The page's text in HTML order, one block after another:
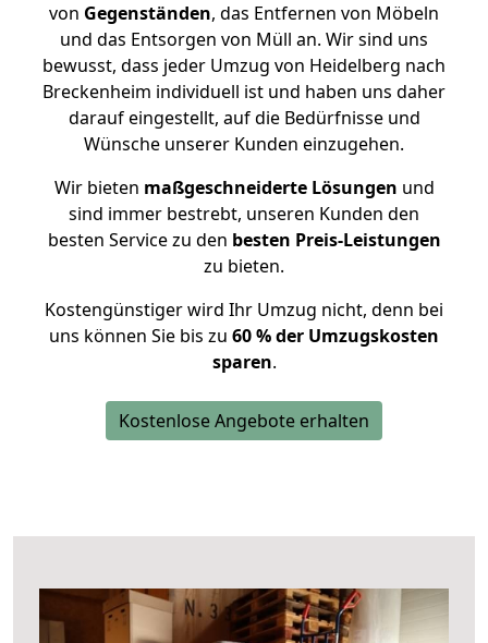
von Gegenständen, das Entfernen von Möbeln
und das Entsorgen von Müll an. Wir sind uns
bewusst, dass jeder Umzug von Heidelberg nach
Breckenheim individuell ist und haben uns daher
darauf eingestellt, auf die Bedürfnisse und
Wünsche unserer Kunden einzugehen.
Wir bieten maßgeschneiderte Lösungen und
sind immer bestrebt, unseren Kunden den
besten Service zu den besten Preis-Leistungen
zu bieten.
Kostengünstiger wird Ihr Umzug nicht, denn bei
uns können Sie bis zu 60 % der Umzugskosten
sparen.
Kostenlose Angebote erhalten